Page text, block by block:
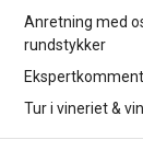
Anretning med
rundstykker
Tur i vineriet &